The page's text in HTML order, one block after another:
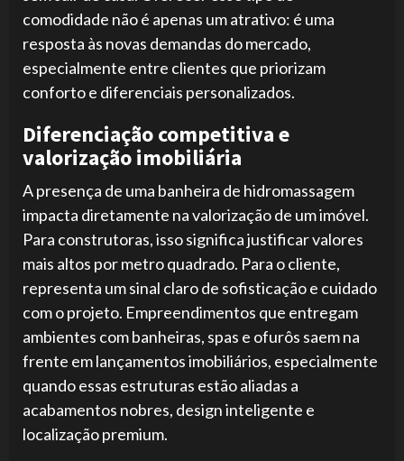
comodidade não é apenas um atrativo: é uma
resposta às novas demandas do mercado,
especialmente entre clientes que priorizam
conforto e diferenciais personalizados.
Diferenciação competitiva e
valorização imobiliária
A presença de uma banheira de hidromassagem
impacta diretamente na valorização de um imóvel.
Para construtoras, isso significa justificar valores
mais altos por metro quadrado. Para o cliente,
representa um sinal claro de sofisticação e cuidado
com o projeto. Empreendimentos que entregam
ambientes com banheiras, spas e ofurôs saem na
frente em lançamentos imobiliários, especialmente
quando essas estruturas estão aliadas a
acabamentos nobres, design inteligente e
localização premium.